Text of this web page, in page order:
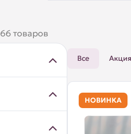
66 товаров
Все
НОВИНКА